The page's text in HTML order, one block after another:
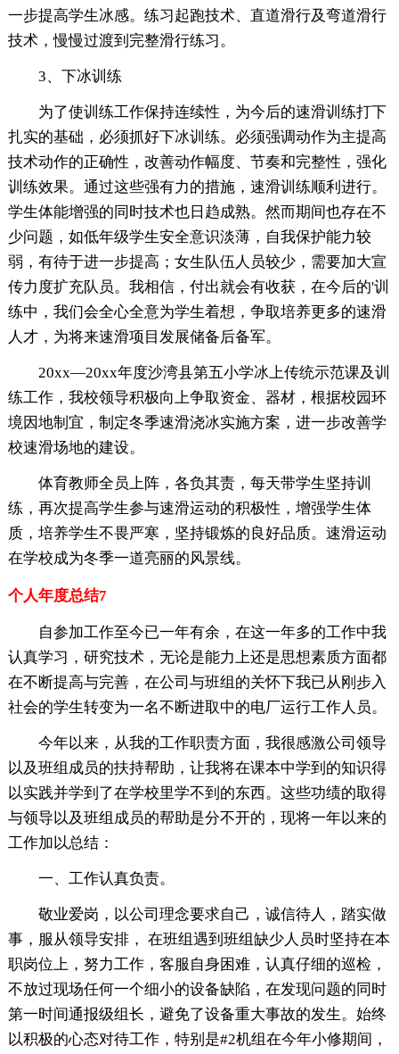
一步提高学生冰感。练习起跑技术、直道滑行及弯道滑行
技术，慢慢过渡到完整滑行练习。
3、下冰训练
为了使训练工作保持连续性，为今后的速滑训练打下
扎实的基础，必须抓好下冰训练。必须强调动作为主提高
技术动作的正确性，改善动作幅度、节奏和完整性，强化
训练效果。通过这些强有力的措施，速滑训练顺利进行。
学生体能增强的同时技术也日趋成熟。然而期间也存在不
少问题，如低年级学生安全意识淡薄，自我保护能力较
弱，有待于进一步提高；女生队伍人员较少，需要加大宣
传力度扩充队员。我相信，付出就会有收获，在今后的'训
练中，我们会全心全意为学生着想，争取培养更多的速滑
人才，为将来速滑项目发展储备后备军。
20xx—20xx年度沙湾县第五小学冰上传统示范课及训
练工作，我校领导积极向上争取资金、器材，根据校园环
境因地制宜，制定冬季速滑浇冰实施方案，进一步改善学
校速滑场地的建设。
体育教师全员上阵，各负其责，每天带学生坚持训
练，再次提高学生参与速滑运动的积极性，增强学生体
质，培养学生不畏严寒，坚持锻炼的良好品质。速滑运动
在学校成为冬季一道亮丽的风景线。
个人年度总结7
自参加工作至今已一年有余，在这一年多的工作中我
认真学习，研究技术，无论是能力上还是思想素质方面都
在不断提高与完善，在公司与班组的关怀下我已从刚步入
社会的学生转变为一名不断进取中的电厂运行工作人员。
今年以来，从我的工作职责方面，我很感激公司领导
以及班组成员的扶持帮助，让我将在课本中学到的知识得
以实践并学到了在学校里学不到的东西。这些功绩的取得
与领导以及班组成员的帮助是分不开的，现将一年以来的
工作加以总结：
一、工作认真负责。
敬业爱岗，以公司理念要求自己，诚信待人，踏实做
事，服从领导安排， 在班组遇到班组缺少人员时坚持在本
职岗位上，努力工作，客服自身困难，认真仔细的巡检，
不放过现场任何一个细小的设备缺陷，在发现问题的同时
第一时间通报级组长，避免了设备重大事故的发生。始终
以积极的心态对待工作，特别是#2机组在今年小修期间，